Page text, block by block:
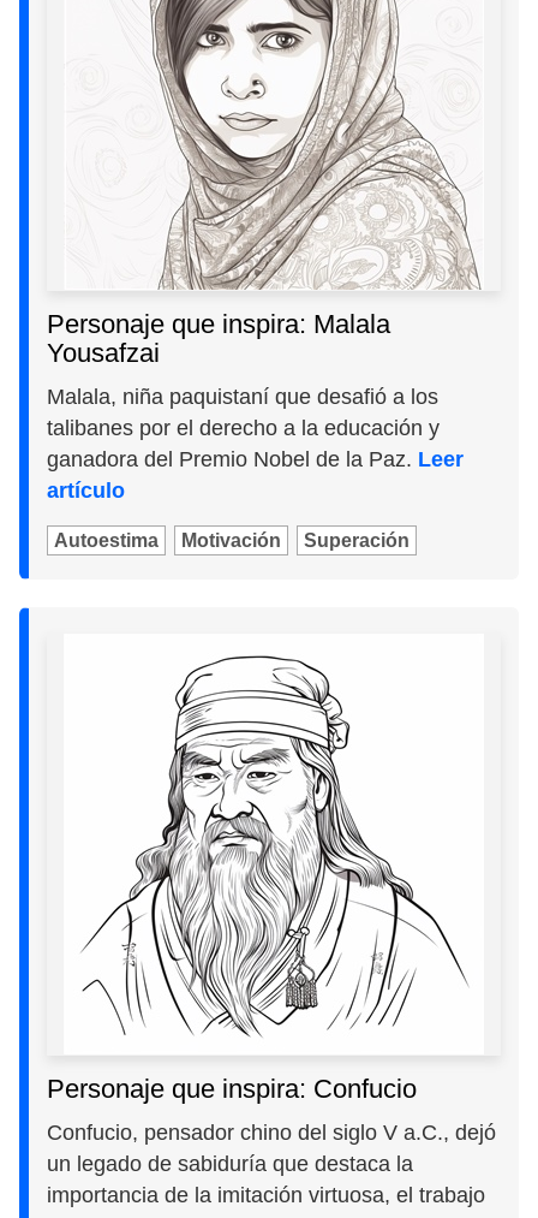
Personaje que inspira: Malala
Yousafzai
Malala, niña paquistaní que desafió a los
talibanes por el derecho a la educación y
ganadora del Premio Nobel de la Paz. Leer
artículo
Autoestima Motivación Superación
Personaje que inspira: Confucio
Confucio, pensador chino del siglo V a.C., dejó
un legado de sabiduría que destaca la
importancia de la imitación virtuosa, el trabajo